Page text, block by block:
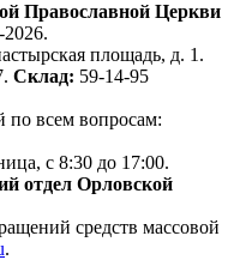
Православной Церкви
2026.
площадь, д. 1.
Склад: 59-14-95
по всем вопросам:
с 8:30 до 17:00.
отдел Орловской
средств массовой
.